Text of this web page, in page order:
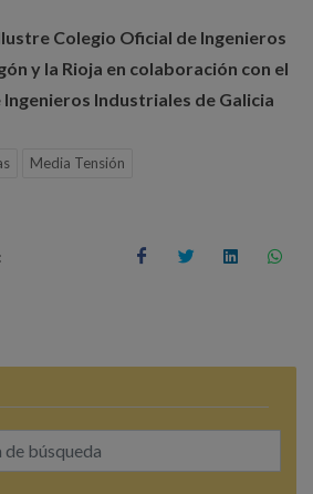
Colegio Oficial de Ingenieros
y la Rioja en colaboración con el
Industriales de Galicia
Media Tensión